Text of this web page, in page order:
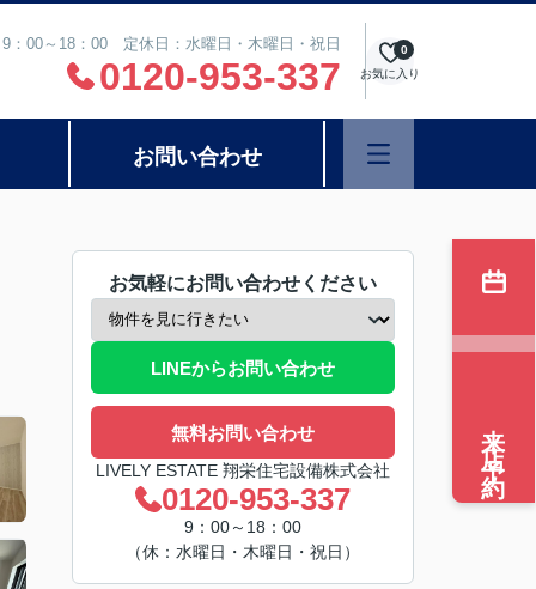
：00～18：00 定休日：水曜日・木曜日・祝日
0120-953-337 お気に入り
0
お問い合わせ
お気軽にお問い合わせください
LINEからお問い合わせ
無料お問い合わせ
LIVELY ESTATE 翔栄住宅設備株式会社
0120-953-337
9：00～18：00
（休：水曜日・木曜日・祝日）
来店予約